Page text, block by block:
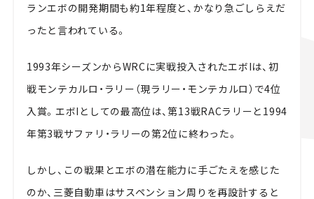
ランエボの開発期間も約1年程度と、かなり急ごしらえだ
ったと言われている。
1993年シーズンからWRCに実戦投入されたエボIは、初
戦モンテカルロ・ラリー（現ラリー・モンテカルロ）で4位
入賞。エボIとしての最高位は、第13戦RACラリーと1994
年第3戦サファリ・ラリーの第2位に終わった。
しかし、この戦果とエボの潜在能力に手ごたえを感じた
のか、三菱自動車はサスペンション周りを再設計すると